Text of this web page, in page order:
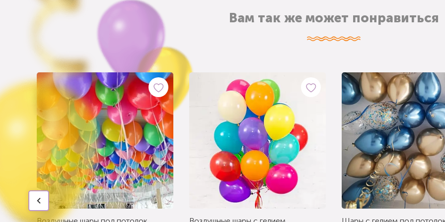
Вам так же может понравиться